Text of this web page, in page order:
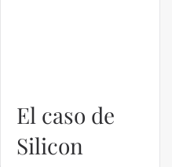
un análisis
financiero –